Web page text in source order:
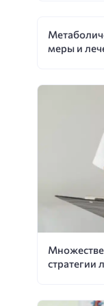
меры и
стратегии